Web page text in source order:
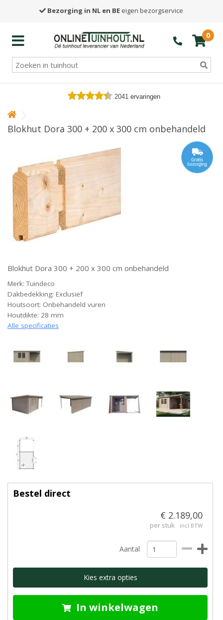
Bezorging in NL en BE eigen bezorgservice
0
2041 ervaringen
Blokhut Dora 300 + 200 x 300 cm onbehandeld
Blokhut Dora 300 + 200 x 300 cm onbehandeld
Merk: Tuindeco
Dakbedekking: Exclusief
Houtsoort: Onbehandeld vuren
Houtdikte: 28 mm
Alle specificaties
Bestel direct
€ 2.189,00
per stuk incl BTW
Aantal
Kies extra opties
In winkelwagen